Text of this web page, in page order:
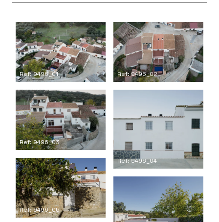
Ref: 9496_01 Ref: 9496_02
Ref: 9496_03
Ref: 9496_04
Ref: 9496_05